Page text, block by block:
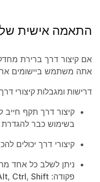
התאמה אישית של
אם קיצור דרך ברירת
אתה משתמש ביישומים
דרישות ומגבלות קיצורי דרך
קיצור דרך תקף חייב
בשימוש כבר להגדרת
קיצורי דרך יכולים
ניתן לשלב כל אחד
פקודה:
, Ctrl, Shift